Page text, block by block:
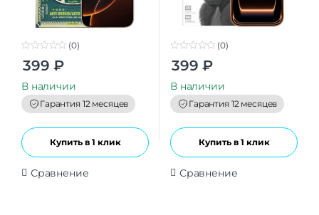
o
t
o
f
5
(0)
399 ₽
В наличии
Гарантия 12 месяцев
Купить в 1 клик
Сравнение
o
t
o
f
5
(0)
399 ₽
В наличии
Гарантия 12 месяцев
Купить в 1 клик
Сравнение